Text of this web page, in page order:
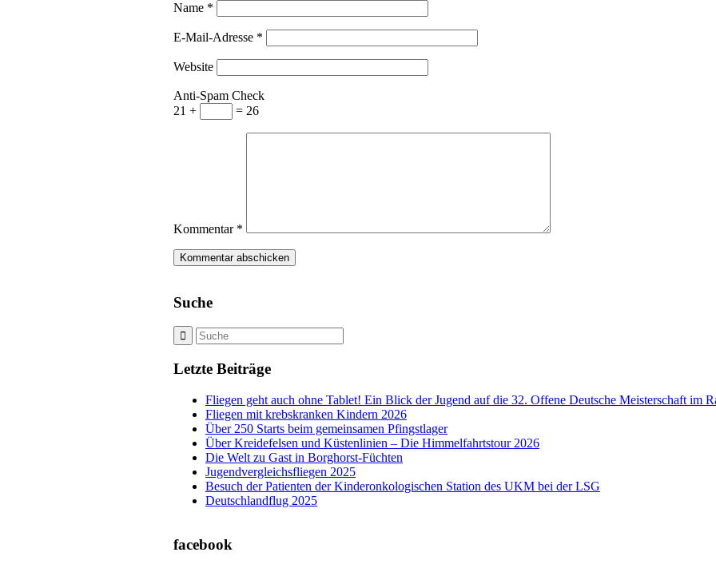
Name *
E-Mail-Adresse *
Website
Anti-Spam Check
21 +
= 26
Kommentar *
Suche
Letzte Beiträge
Fliegen geht auch ohne Tablet! Ein Blick der Jugend auf die 32. Offene Deutsche Meisterschaft im
Fliegen mit krebskranken Kindern 2026
Über 250 Starts beim gemeinsamen Pfingstlager
Über Kreidefelsen und Küstenlinien – Die Himmelfahrtstour 2026
Die Welt zu Gast in Borghorst-Füchten
Jugendvergleichsfliegen 2025
Besuch der Patienten der Kinderonkologischen Station des UKM bei der LSG
Deutschlandflug 2025
facebook